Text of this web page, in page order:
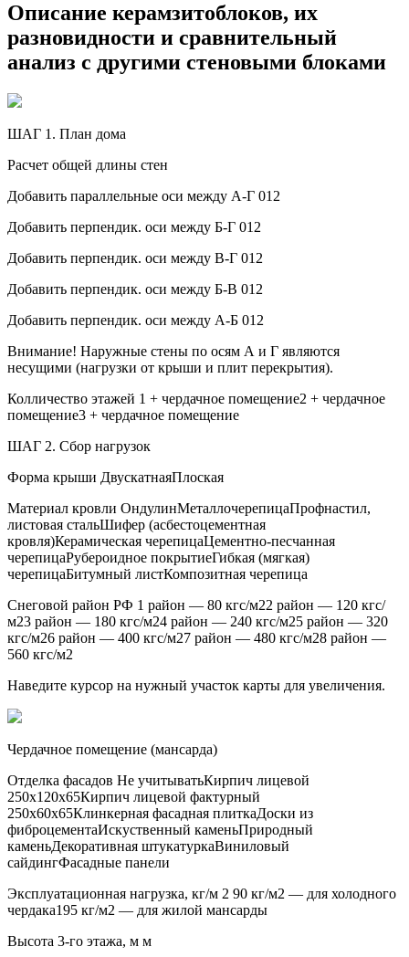
Описание керамзитоблоков, их
разновидности и сравнительный
анализ с другими стеновыми блоками
ШАГ 1. План дома
Расчет общей длины стен
Добавить параллельные оси между А-Г 012
Добавить перпендик. оси между Б-Г 012
Добавить перпендик. оси между В-Г 012
Добавить перпендик. оси между Б-В 012
Добавить перпендик. оси между А-Б 012
Внимание! Наружные стены по осям А и Г являются
несущими (нагрузки от крыши и плит перекрытия).
Колличество этажей 1 + чердачное помещение2 + чердачное
помещение3 + чердачное помещение
ШАГ 2. Сбор нагрузок
Форма крыши ДвускатнаяПлоская
Материал кровли ОндулинМеталлочерепицаПрофнастил,
листовая стальШифер (асбестоцементная
кровля)Керамическая черепицаЦементно-песчанная
черепицаРубероидное покрытиеГибкая (мягкая)
черепицаБитумный листКомпозитная черепица
Снеговой район РФ 1 район — 80 кгс/м22 район — 120 кгс/
м23 район — 180 кгс/м24 район — 240 кгс/м25 район — 320
кгс/м26 район — 400 кгс/м27 район — 480 кгс/м28 район —
560 кгс/м2
Наведите курсор на нужный участок карты для увеличения.
Чердачное помещение (мансарда)
Отделка фасадов Не учитыватьКирпич лицевой
250х120х65Кирпич лицевой фактурный
250х60х65Клинкерная фасадная плиткаДоски из
фиброцементаИскуственный каменьПриродный
каменьДекоративная штукатуркаВиниловый
сайдингФасадные панели
Эксплуатационная нагрузка, кг/м 2 90 кг/м2 — для холодного
чердака195 кг/м2 — для жилой мансарды
Высота 3-го этажа, м м